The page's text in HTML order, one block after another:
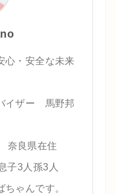
心・安全な未来
イザー 馬野邦
奈良県在住
子3人孫3人
ゃんです。